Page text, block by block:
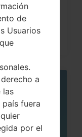
de
Usuarios
a
las
fuera
por el